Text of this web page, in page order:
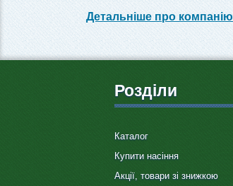
Детальніше про компанію
Розділи
Каталог
Купити насіння
Акції, товари зі знижкою